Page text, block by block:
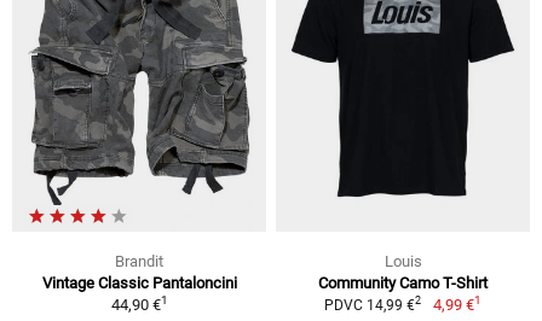
Brandit
Vintage Classic Pantaloncini
44,90 €1
Louis
Community Camo T-Shirt
PDVC 14,99 €2 4,99 €1